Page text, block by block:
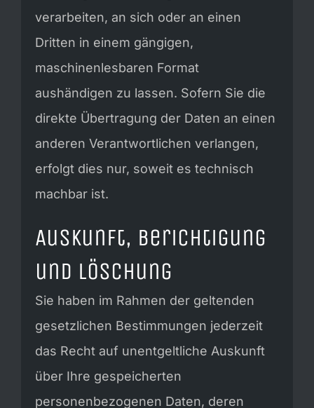
verarbeiten, an sich oder an einen
Dritten in einem gängigen,
maschinenlesbaren Format
aushändigen zu lassen. Sofern Sie die
direkte Übertragung der Daten an einen
anderen Verantwortlichen verlangen,
erfolgt dies nur, soweit es technisch
machbar ist.
Auskunft, Berichtigung
und Löschung
Sie haben im Rahmen der geltenden
gesetzlichen Bestimmungen jederzeit
das Recht auf unentgeltliche Auskunft
über Ihre gespeicherten
personenbezogenen Daten, deren